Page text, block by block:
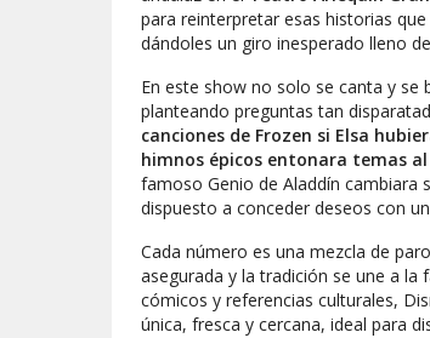
para reinterpretar esas historias
dándoles un giro inesperado lleno
En este show no solo se canta y se
planteando preguntas tan
canciones de Frozen si Elsa
himnos épicos entonara temas al
famoso Genio de Aladdín cambiara
dispuesto a conceder deseos con
Cada número es una mezcla de
asegurada y la tradición se une a la
cómicos y referencias culturales,
única, fresca y cercana, ideal para